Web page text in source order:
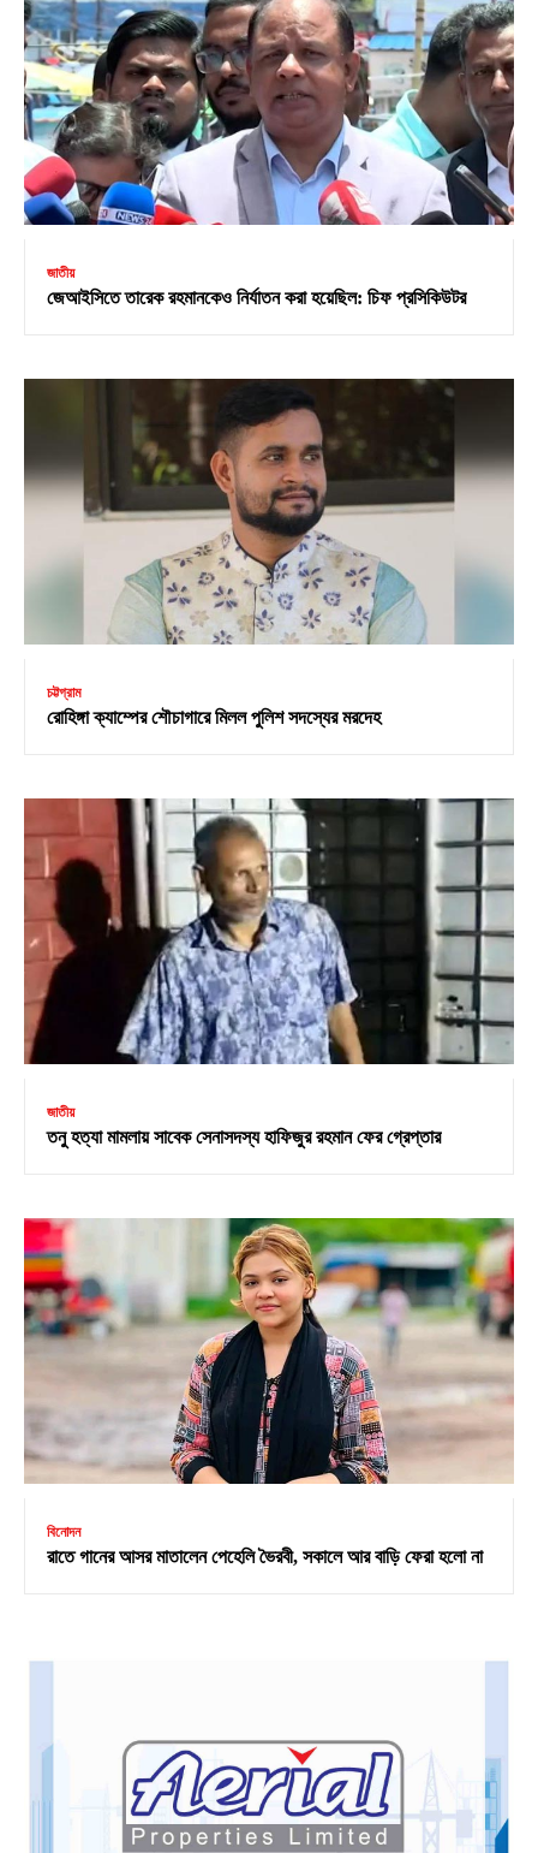
জাতীয়
জেআইসিতে তারেক রহমানকেও নির্যাতন করা হয়েছিল: চিফ প্রসিকিউটর
চট্টগ্রাম
রোহিঙ্গা ক্যাম্পের শৌচাগারে মিলল পুলিশ সদস্যের মরদেহ
জাতীয়
তনু হত্যা মামলায় সাবেক সেনাসদস্য হাফিজুর রহমান ফের গ্রেপ্তার
বিনোদন
রাতে গানের আসর মাতালেন পেহেলি ভৈরবী, সকালে আর বাড়ি ফেরা হলো না